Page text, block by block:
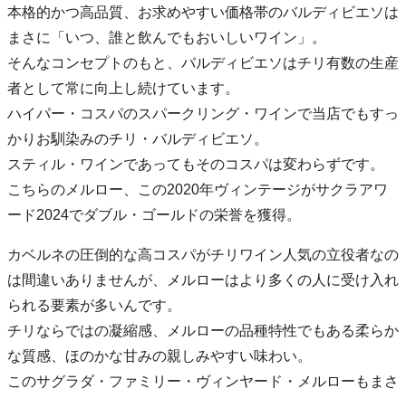
本格的かつ高品質、お求めやすい価格帯のバルディビエソは
まさに「いつ、誰と飲んでもおいしいワイン」。
そんなコンセプトのもと、バルディビエソはチリ有数の生産
者として常に向上し続けています。
ハイパー・コスパのスパークリング・ワインで当店でもすっ
かりお馴染みのチリ・バルディビエソ。
スティル・ワインであってもそのコスパは変わらずです。
こちらのメルロー、この2020年ヴィンテージがサクラアワ
ード2024でダブル・ゴールドの栄誉を獲得。
カベルネの圧倒的な高コスパがチリワイン人気の立役者なの
は間違いありませんが、メルローはより多くの人に受け入れ
られる要素が多いんです。
チリならではの凝縮感、メルローの品種特性でもある柔らか
な質感、ほのかな甘みの親しみやすい味わい。
このサグラダ・ファミリー・ヴィンヤード・メルローもまさ